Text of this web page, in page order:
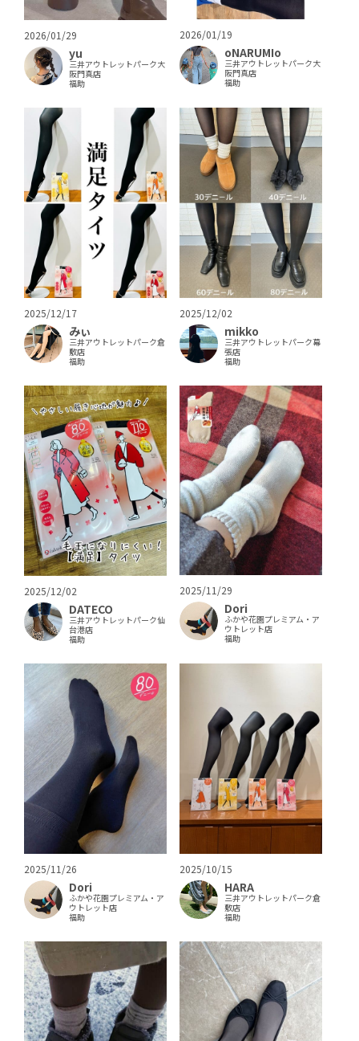
2026/01/29
yu
三井アウトレットパーク大
阪門真店
福助
2026/01/19
oNARUMIo
三井アウトレットパーク大
阪門真店
福助
2025/12/17
みぃ
三井アウトレットパーク倉
敷店
福助
2025/12/02
mikko
三井アウトレットパーク幕
張店
福助
2025/12/02
DATECO
三井アウトレットパーク仙
台港店
福助
2025/11/29
Dori
ふかや花園プレミアム・ア
ウトレット店
福助
2025/11/26
Dori
ふかや花園プレミアム・ア
ウトレット店
福助
2025/10/15
HARA
三井アウトレットパーク倉
敷店
福助